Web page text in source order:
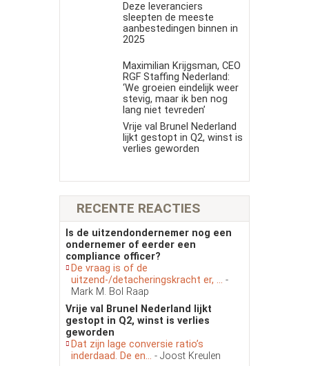
Deze leveranciers
sleepten de meeste
aanbestedingen binnen in
2025
Maximilian Krijgsman, CEO
RGF Staffing Nederland:
‘We groeien eindelijk weer
stevig, maar ik ben nog
lang niet tevreden’
Vrije val Brunel Nederland
lijkt gestopt in Q2, winst is
verlies geworden
RECENTE REACTIES
Is de uitzendondernemer nog een
ondernemer of eerder een
compliance officer?
De vraag is of de
uitzend-/detacheringskracht er, ... -
Mark M. Bol Raap
Vrije val Brunel Nederland lijkt
gestopt in Q2, winst is verlies
geworden
Dat zijn lage conversie ratio’s
inderdaad. De en... - Joost Kreulen